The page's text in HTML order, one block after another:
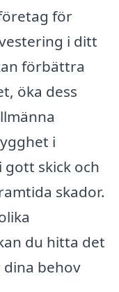
för
i ditt
förbättra
öka dess
i
skick och
skador.
du hitta det
behov